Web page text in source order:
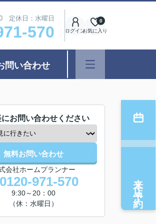
定休日：水曜日
570 ログインお気に入り
0
問い合わせ
にお問い合わせください
無料お問い合わせ
会社ホームプランナー
0120-971-570
9:30～20：00
（休：水曜日）
来店予約